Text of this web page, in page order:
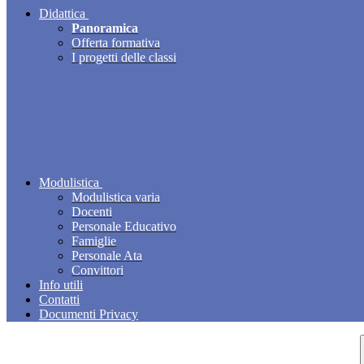
Didattica
Panoramica
Offerta formativa
I progetti delle classi
Modulistica
Modulistica varia
Docenti
Personale Educativo
Famiglie
Personale Ata
Convittori
Info utili
Contatti
Documenti Privacy